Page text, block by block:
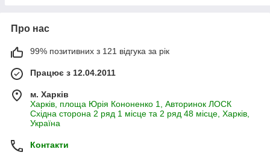
почвообробної техніки відчизняного та
Працюємо з післяоплатою на новій
Переваги Gorizontagro.
Про нас
99% позитивних з 121 відгука за рік
Працює з 12.04.2011
м. Харків
Харків, площа Юрія Кононенко 1, Авторинок ЛОСК
Східна сторона 2 ряд 1 місце та 2 ряд 48 місце, Харків,
Україна
Контакти